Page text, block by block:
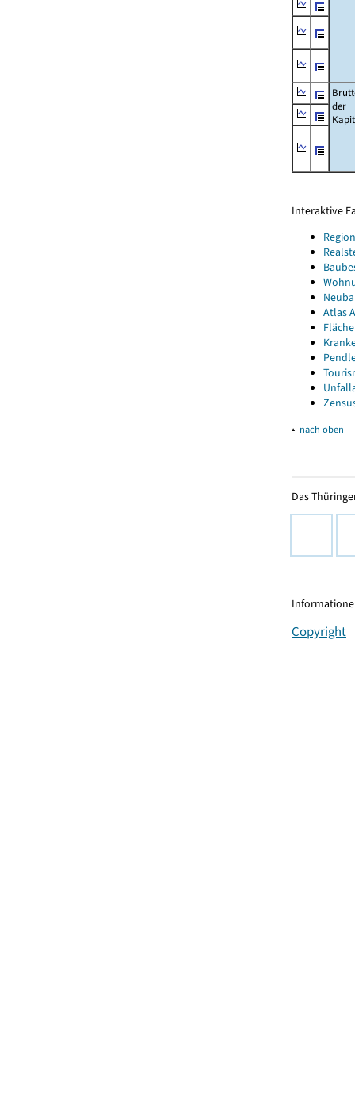
der
Interaktive
Atlas
▴ nach oben
Das
Copyright